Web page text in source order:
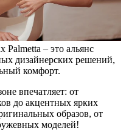
Palmetta – это альянс
дизайнерских решений,
комфорт.
впечатляет: от
до акцентных ярких
образов, от
моделей!